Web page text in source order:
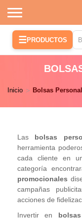
☰PRODUCTOS
Inicio Bolsas
Las bolsas
herramienta
cada cliente en
categoría
promocionales
campañas
acciones de
Invertir en